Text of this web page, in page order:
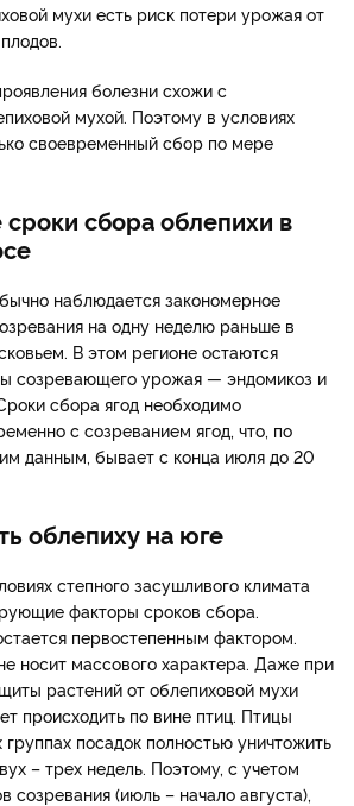
мухи есть риск потери урожая от
болезни схожи с
мухой. Поэтому в условиях
своевременный сбор по мере
сбора облепихи в
наблюдается закономерное
на одну неделю раньше в
В этом регионе остаются
созревающего урожая — эндомикоз и
сбора ягод необходимо
с созреванием ягод, что, по
данным, бывает с конца июля до 20
облепиху на юге
степного засушливого климата
факторы сроков сбора.
первостепенным фактором.
носит массового характера. Даже при
растений от облепиховой мухи
происходить по вине птиц. Птицы
посадок полностью уничтожить
– трех недель. Поэтому, с учетом
созревания (июль – начало августа),